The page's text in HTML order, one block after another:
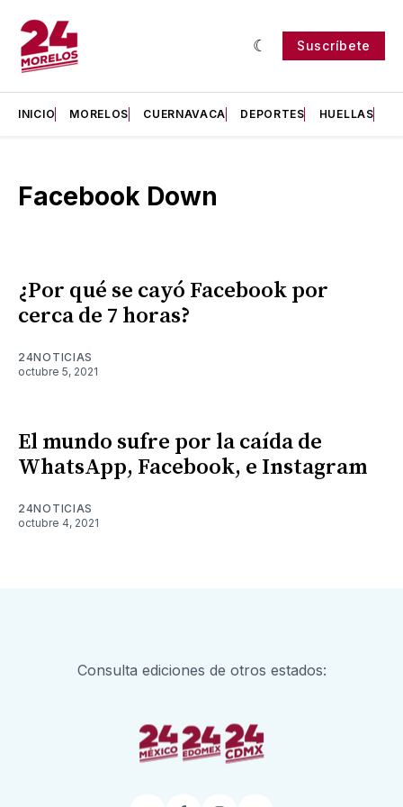
Suscríbete
INICIO MORELOS CUERNAVACA DEPORTES HUELLAS
Facebook Down
¿Por qué se cayó Facebook por
cerca de 7 horas?
24NOTICIAS
octubre 5, 2021
El mundo sufre por la caída de
WhatsApp, Facebook, e Instagram
24NOTICIAS
octubre 4, 2021
Consulta ediciones de otros estados: